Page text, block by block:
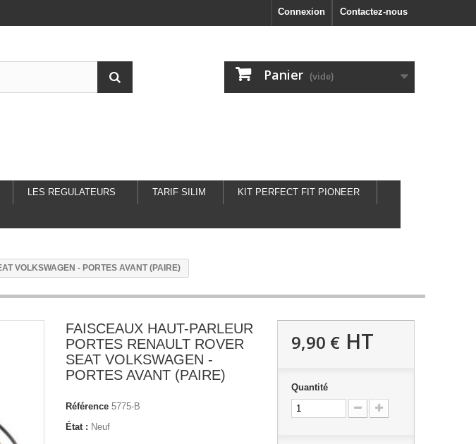
Contactez-nous
Connexion
Panier (vide)
LES REGULATEURS TARIF SILIM KIT PERFECT FIT PIONEER
VOLKSWAGEN - PORTES AVANT (PAIRE)
FAISCEAUX HAUT-PARLEUR
PORTES RENAULT ROVER
SEAT VOLKSWAGEN -
PORTES AVANT (PAIRE)
Référence 5775-B
État : Neuf
9,90 €HT
Quantité